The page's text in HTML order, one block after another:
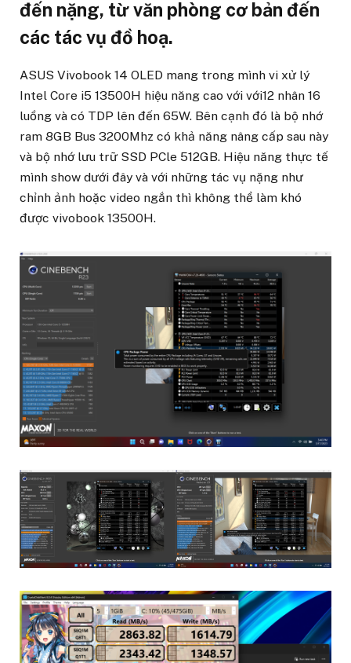
đến nặng, từ văn phòng cơ bản đến
các tác vụ đồ hoạ.
ASUS Vivobook 14 OLED mang trong mình vi xử lý
Intel Core i5 13500H hiệu năng cao với với12 nhân 16
luồng và có TDP lên đến 65W. Bên cạnh đó là bộ nhớ
ram 8GB Bus 3200Mhz có khả năng nâng cấp sau này
và bộ nhớ lưu trữ SSD PCle 512GB. Hiệu năng thực tế
mình show dưới đây và với những tác vụ nặng như
chỉnh ảnh hoặc video ngắn thì không thể làm khó
được vivobook 13500H.